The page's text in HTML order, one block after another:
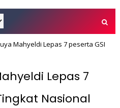
Mahyeldi Lepas 7 peserta GSI
Lepas 7
Nasional